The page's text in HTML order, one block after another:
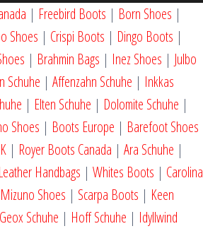
| Freebird Boots | Born Shoes |
Shoes | Crispi Boots | Dingo Boots |
| Brahmin Bags | Inez Shoes | Julbo
Schuhe | Affenzahn Schuhe | Inkkas
| Elten Schuhe | Dolomite Schuhe |
Shoes | Boots Europe | Barefoot Shoes
| Royer Boots Canada | Ara Schuhe |
Handbags | Whites Boots | Carolina
Mizuno Shoes | Scarpa Boots | Keen
Geox Schuhe | Hoff Schuhe | Idyllwind